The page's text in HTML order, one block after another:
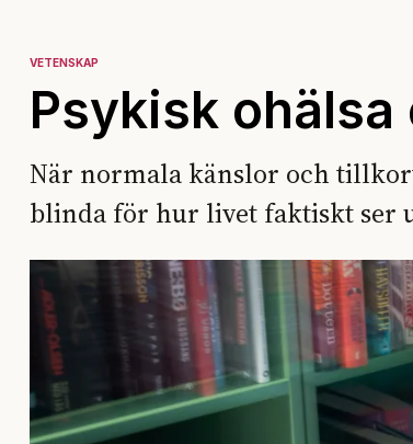
VETENSKAP
Psykisk ohälsa
När normala känslor och
blinda för hur livet faktiskt ser